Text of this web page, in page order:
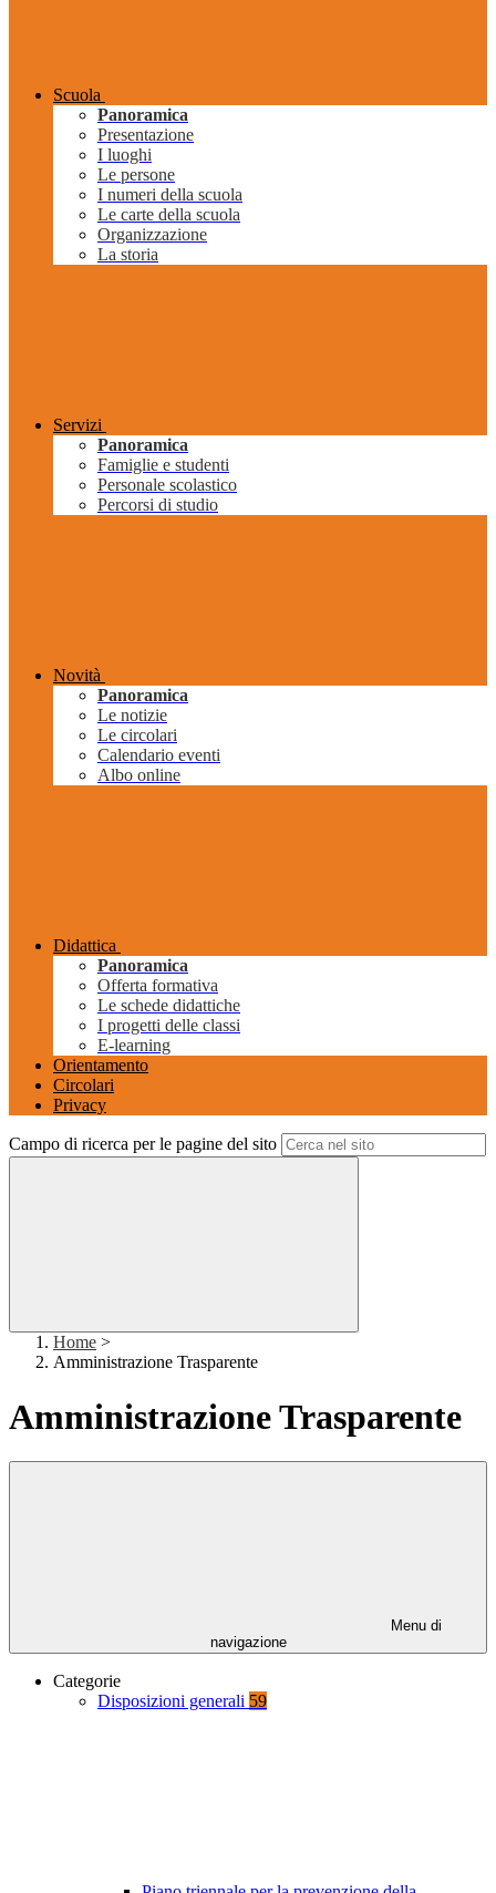
Scuola
Panoramica
Presentazione
I luoghi
Le persone
I numeri della scuola
Le carte della scuola
Organizzazione
La storia
Servizi
Panoramica
Famiglie e studenti
Personale scolastico
Percorsi di studio
Novità
Panoramica
Le notizie
Le circolari
Calendario eventi
Albo online
Didattica
Panoramica
Offerta formativa
Le schede didattiche
I progetti delle classi
E-learning
Orientamento
Circolari
Privacy
Campo di ricerca per le pagine del sito
Home >
Amministrazione Trasparente
Amministrazione Trasparente
Menu di
navigazione
Categorie
Disposizioni generali 59